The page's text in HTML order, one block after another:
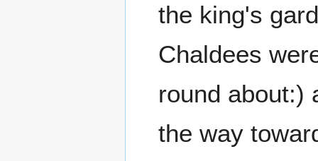
the king's
Chaldees
round about:)
the way